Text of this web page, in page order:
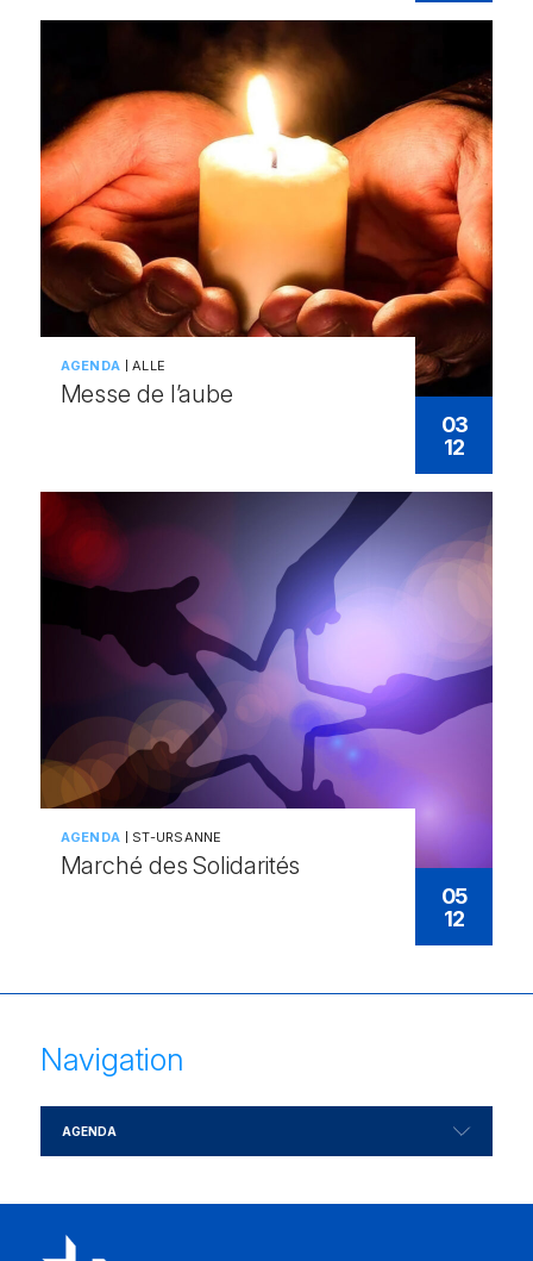
03
12
AGENDA ALLE
Messe de l’aube
05
12
AGENDA ST-URSANNE
Marché des Solidarités
Navigation
AGENDA